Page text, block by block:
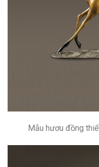
Mẫu hươu đồng